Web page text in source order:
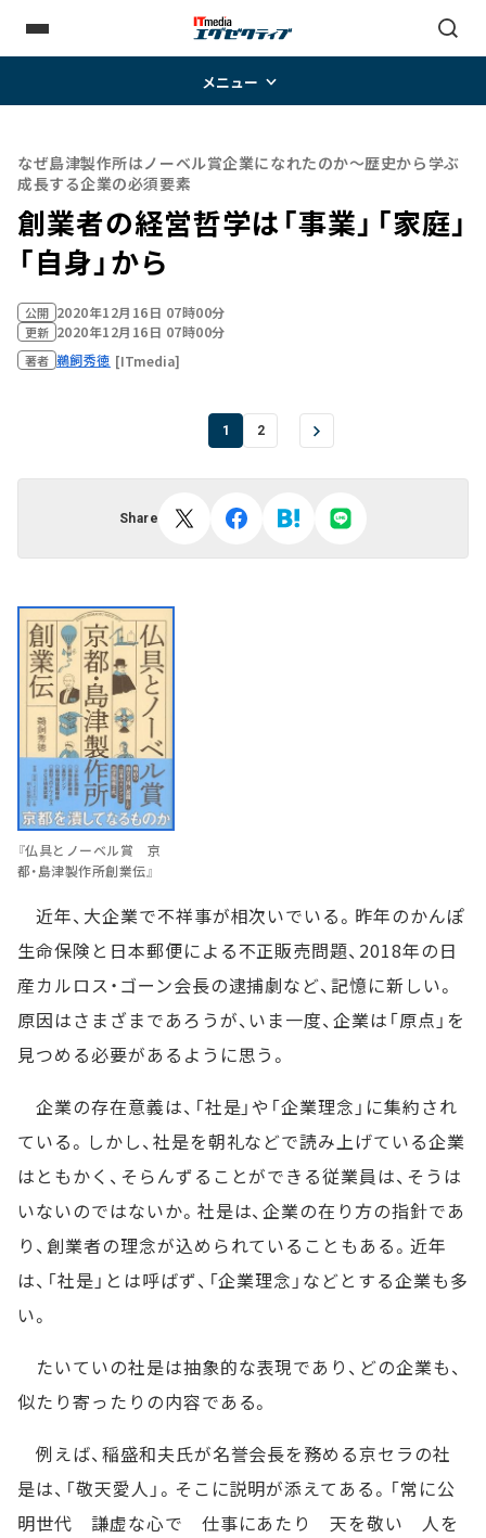
メニュー
なぜ島津製作所はノーベル賞企業になれたのか～歴史から学ぶ
成長する企業の必須要素
創業者の経営哲学は「事業」「家庭」
「自身」から
公開 2020年12月16日 07時00分
更新 2020年12月16日 07時00分
著者 鵜飼秀徳 [ITmedia]
1 2
Share
『仏具とノーベル賞 京
都・島津製作所創業伝』
近年、大企業で不祥事が相次いでいる。昨年のかんぽ
生命保険と日本郵便による不正販売問題、2018年の日
産カルロス・ゴーン会長の逮捕劇など、記憶に新しい。
原因はさまざまであろうが、いま一度、企業は「原点」を
見つめる必要があるように思う。
企業の存在意義は、「社是」や「企業理念」に集約され
ている。しかし、社是を朝礼などで読み上げている企業
はともかく、そらんずることができる従業員は、そうは
いないのではないか。社是は、企業の在り方の指針であ
り、創業者の理念が込められていることもある。近年
は、「社是」とは呼ばず、「企業理念」などとする企業も多
い。
たいていの社是は抽象的な表現であり、どの企業も、
似たり寄ったりの内容である。
例えば、稲盛和夫氏が名誉会長を務める京セラの社
是は、「敬天愛人」。そこに説明が添えてある。「常に公
明世代 謙虚な心で 仕事にあたり 天を敬い 人を